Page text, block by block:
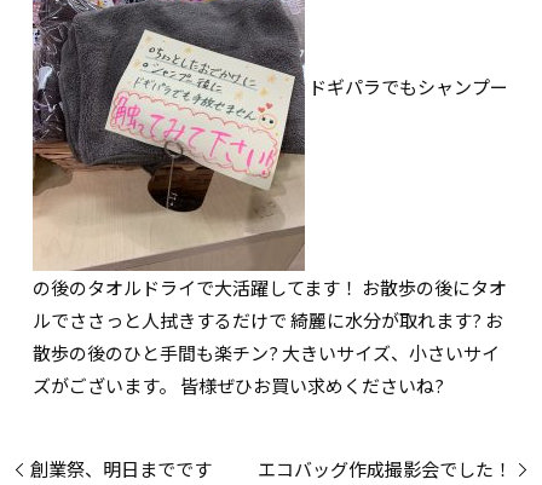
ドギパラでもシャンプー
の後のタオルドライで大活躍してます！ お散歩の後にタオ
ルでささっと人拭きするだけで 綺麗に水分が取れます? お
散歩の後のひと手間も楽チン? 大きいサイズ、小さいサイ
ズがございます。 皆様ぜひお買い求めくださいね?
創業祭、明日までです エコバッグ作成撮影会でした！